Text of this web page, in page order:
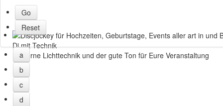
Dj mit Technik
Moderne Lichttechnik und der gute Ton für Eure Veranstaltung
a
b
c
d